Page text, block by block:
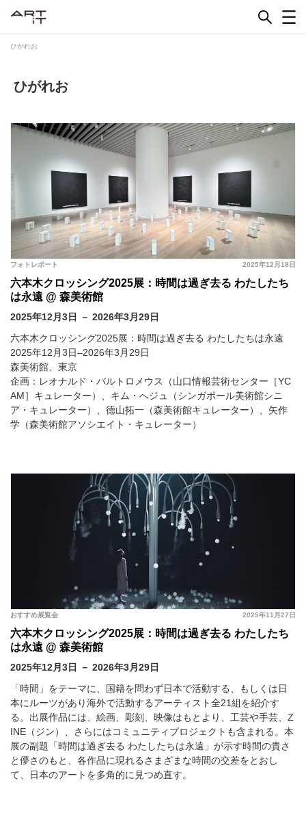
ひがれお
ひがれお
2025年12月18日
フォトレポート
六本木クロッシング2025展：時間は過ぎ去る わたしたち
は永遠 @ 森美術館
2025年12月3日 － 2026年3月29日
六本木クロッシング2025展：時間は過ぎ去る わたしたちは永遠
2025年12月3日–2026年3月29日
森美術館、東京
企画：レオナルド・バルトロメウス（山口情報芸術センター［YC
AM］キュレーター）、キム・へジュ（シンガポール美術館シニ
ア・キュレーター）、德山拓一（森美術館キュレーター）、矢作
学（森美術館アソシエイト・キュレーター）
2025年11月27日
おすすめ展覧会
六本木クロッシング2025展：時間は過ぎ去る わたしたち
は永遠 @ 森美術館
2025年12月3日 － 2026年3月29日
「時間」をテーマに、国籍を問わず日本で活動する、もしくは日
本にルーツがあり海外で活動するアーティスト全21組を紹介す
る。出展作品には、絵画、彫刻、映像はもとより、工芸や手芸、Z
INE（ジン）、さらにはコミュニティプロジェクトも含まれる。本
展の副題「時間は過ぎ去る わたしたちは永遠」が示す時間の貴さ
と儚さのもと、各作品に現れるさまざまな時間の交差をとおし
て、日本のアートを多角的に見つめ直す。